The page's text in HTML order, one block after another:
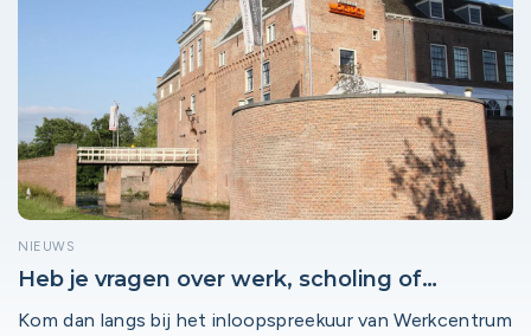
NIEUWS
Heb je vragen over werk, scholing of
Kom dan langs bij het inloopspreekuur van Werkcentrum